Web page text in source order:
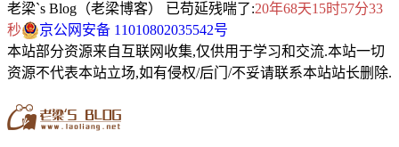
老梁`s Blog（老梁博客） 已苟延残喘了:20年68天15时57分35
秒
京公网安备 11010802035542号
本站部分资源来自互联网收集,仅供用于学习和交流.本站一切
资源不代表本站立场,如有侵权/后门/不妥请联系本站站长删除.